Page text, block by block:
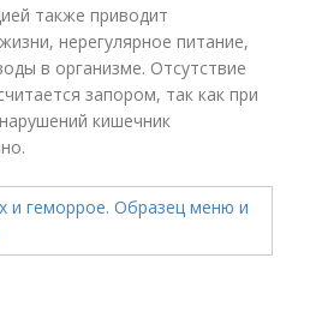
также приводит
нерегулярное питание,
в организме. Отсутствие
запором, так как при
кишечник